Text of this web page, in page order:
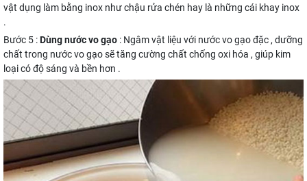
vật dụng làm bằng inox như chậu rửa chén hay là những cái khay inox
.
Bước 5 :Dùng nước vo gạo : Ngâm vật liệu với nước vo gạo đặc , dưỡng
chất trong nước vo gạo sẽ tăng cường chất chống oxi hóa , giúp kim
loại có độ sáng và bền hơn .